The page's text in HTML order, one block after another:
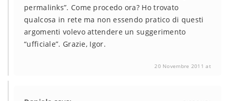
permalinks”. Come procedo ora? Ho trovato
qualcosa in rete ma non essendo pratico di questi
argomenti volevo attendere un suggerimento
“ufficiale”. Grazie, Igor.
20 Novembre 2011 at